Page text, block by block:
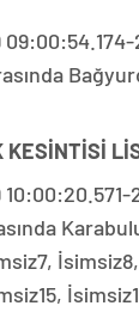
KESİNTİSİ